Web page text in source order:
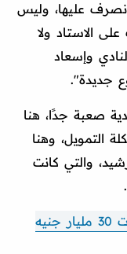
نصرف عليها، وليس
الاستاد ولا
وإسعاد
جديدة".
صعبة جدًا، هنا
التمويل، وهنا
والتي كانت
أشرف صبحي: الدولة استثمرت 30 مليار جنيه